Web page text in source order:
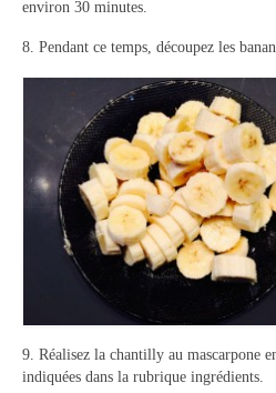
environ 30 minutes.
8. Pendant ce temps, découpez les
9. Réalisez la chantilly au mascarpone
indiquées dans la rubrique ingrédients.